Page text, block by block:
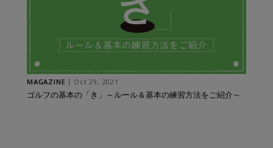
MAGAZINE Oct 29, 2021
ゴルフの基本の「き」～ルール＆基本の練習方法をご紹介～